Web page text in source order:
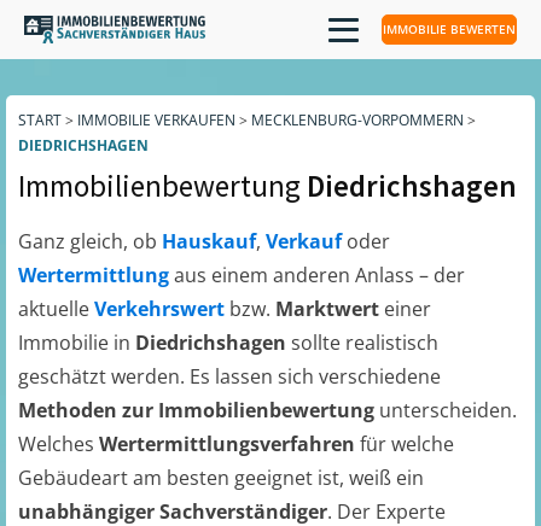
IMMOBILIE BEWERTEN
START> IMMOBILIE VERKAUFEN > MECKLENBURG-VORPOMMERN >
DIEDRICHSHAGEN
Immobilienbewertung Diedrichshagen
Ganz gleich, ob Hauskauf, Verkaufoder
Wertermittlungaus einem anderen Anlass – der
aktuelleVerkehrswert bzw. Marktwert einer
Immobilie in Diedrichshagen sollte realistisch
geschätzt werden. Es lassen sich verschiedene
Methoden zur Immobilienbewertung unterscheiden.
Welches Wertermittlungsverfahren für welche
Gebäudeart am besten geeignet ist, weiß ein
unabhängiger Sachverständiger. Der Experte